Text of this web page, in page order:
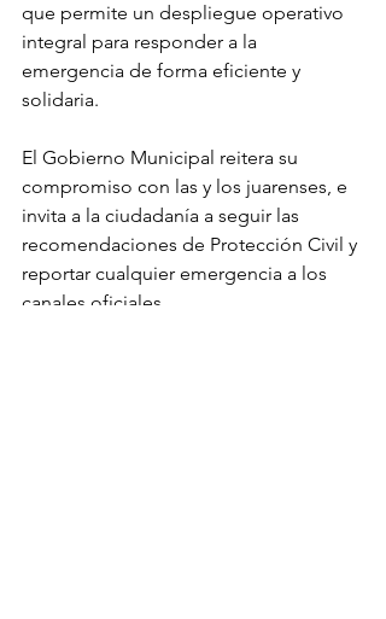
que permite un despliegue operativo
integral para responder a la
emergencia de forma eficiente y
solidaria.
El Gobierno Municipal reitera su
compromiso con las y los juarenses, e
invita a la ciudadanía a seguir las
recomendaciones de Protección Civil y
reportar cualquier emergencia a los
canales oficiales.